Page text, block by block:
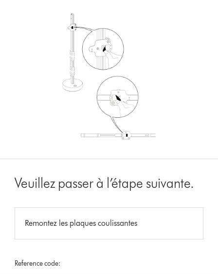
Veuillez passer à l’étape suivante.
Remontez les plaques coulissantes
Reference code: